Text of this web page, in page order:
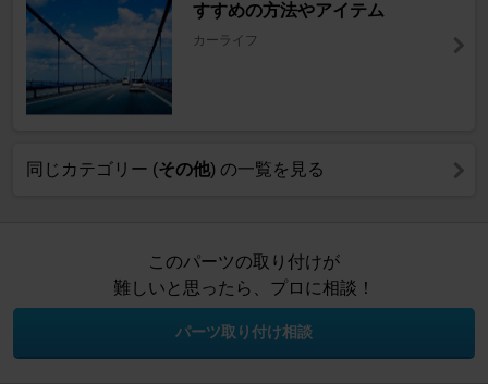
すすめの方法やアイテム
カーライフ
同じカテゴリー (その他) の一覧を見る
このパーツの取り付けが
難しいと思ったら、プロに相談！
パーツ取り付け相談